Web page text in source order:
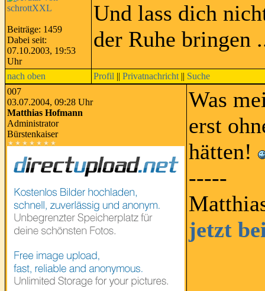
Beiträge: 1459
Dabei seit:
07.10.2003, 19:53
Uhr
Und lass dich
der Ruhe bringen
nach oben Profil || Privatnachricht || Suche
007
03.07.2004, 09:28 Uhr
Matthias Hofmann
Administrator
Bürstenkaiser
Was
erst
hätten!
-----
jetzt